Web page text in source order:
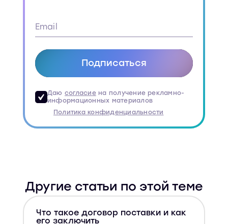
Подписаться
Даю согласиена получение рекламно-
информационных материалов
Политика конфиденциальности
Другие статьи по этой теме
Что такое договор поставки и как
его заключить